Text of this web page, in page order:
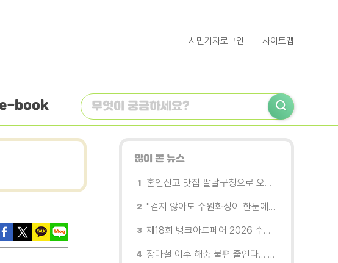
시민기자로그인 사이트맵
e-book
많이 본 뉴스
혼인신고 맛집 팔달구청으로 오세요
"걷지 않아도 수원화성이 한눈에"…무장애 관광버스 '수원행차' 타보니
제18회 뱅크아트페어 2026 수원 개막, '나도 그림을 소유한다'
장마철 이후 해충 불편 줄인다… 영통구보건소, 신동수변공원·원천리천 집중 방제